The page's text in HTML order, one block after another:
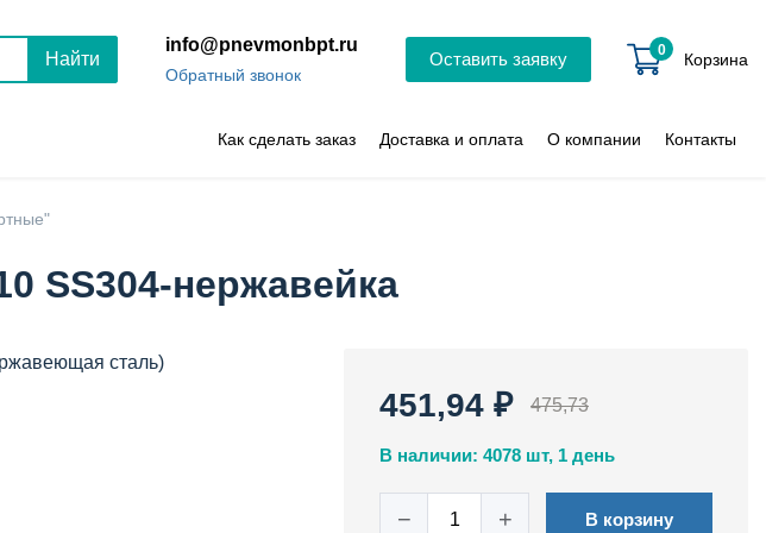
Найти
info@pnevmonbpt.ru
Обратный звонок
Оставить заявку 0 Корзина
Как сделать заказ Доставка и оплата О компании Контакты
SS304-нержавейка
сталь)
451,94 ₽ 475,73
В наличии: 4078 шт, 1 день
− + В корзину